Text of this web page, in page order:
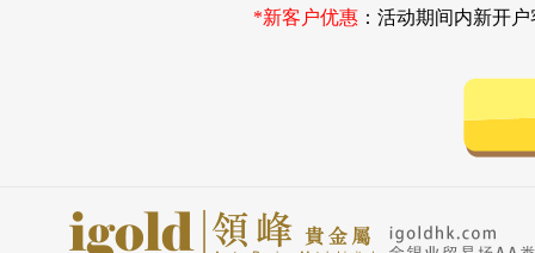
*新客户优惠 ：活动期间内新开